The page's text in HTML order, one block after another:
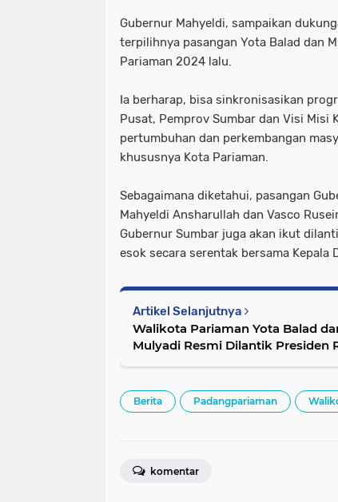
Gubernur Mahyeldi, sampaikan
terpilihnya pasangan Yota Balad dan
Pariaman 2024 lalu.
Ia berharap, bisa sinkronisasikan
Pusat, Pemprov Sumbar dan Visi Misi
pertumbuhan dan perkembangan
khususnya Kota Pariaman.
Sebagaimana diketahui, pasangan
Mahyeldi Ansharullah dan Vasco
Gubernur Sumbar juga akan ikut
esok secara serentak bersama Kepala
Artikel Selanjutnya
Walikota Pariaman Yota Balad
Mulyadi Resmi Dilantik Presiden RI Prabowo Subianto Lima
Berita Padangpariaman
komentar